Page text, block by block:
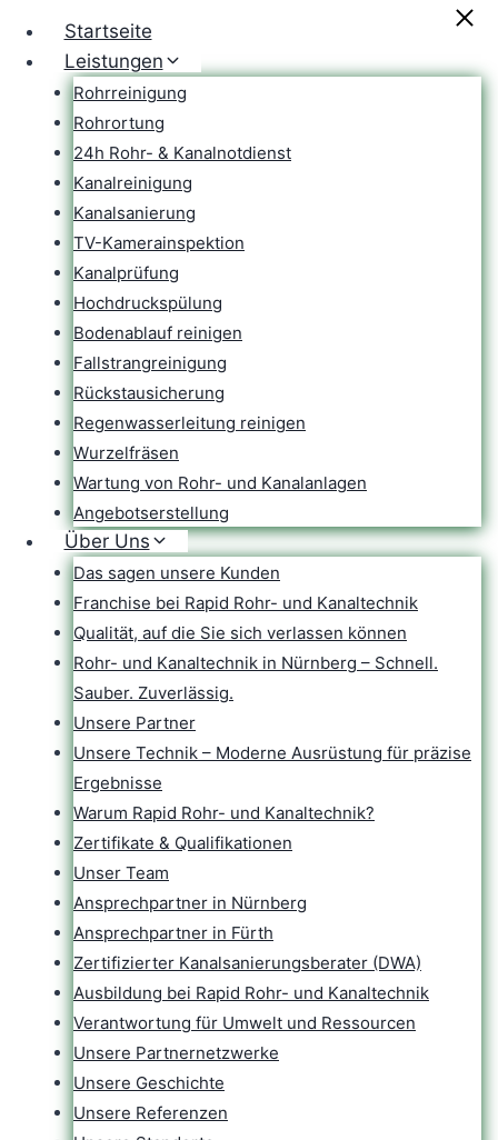
springen
Startseite
Leistungen
Rohrreinigung
Rohrortung
24h Rohr- & Kanalnotdienst
Kanalreinigung
Kanalsanierung
TV-Kamerainspektion
Kanalprüfung
Hochdruckspülung
Bodenablauf reinigen
Fallstrangreinigung
Rückstausicherung
Regenwasserleitung reinigen
Wurzelfräsen
Wartung von Rohr- und Kanalanlagen
Angebotserstellung
Über Uns
Das sagen unsere Kunden
Franchise bei Rapid Rohr- und Kanaltechnik
Qualität, auf die Sie sich verlassen können
Rohr- und Kanaltechnik in Nürnberg – Schnell.
Sauber. Zuverlässig.
Unsere Partner
Unsere Technik – Moderne Ausrüstung für präzise
Ergebnisse
Warum Rapid Rohr- und Kanaltechnik?
Zertifikate & Qualifikationen
Unser Team
Ansprechpartner in Nürnberg
Ansprechpartner in Fürth
Zertifizierter Kanalsanierungsberater (DWA)
Ausbildung bei Rapid Rohr- und Kanaltechnik
Verantwortung für Umwelt und Ressourcen
Unsere Partnernetzwerke
Unsere Geschichte
Unsere Referenzen